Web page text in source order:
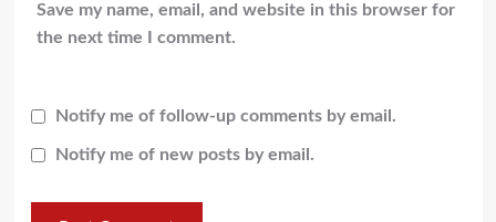
Save my name, email, and website in this browser for
the next time I comment.
Notify me of follow-up comments by email.
Notify me of new posts by email.